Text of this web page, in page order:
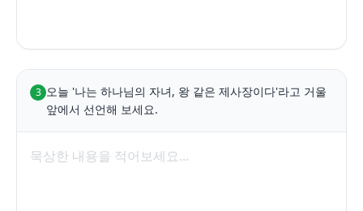
3 오늘 '나는 하나님의 자녀, 왕 같은 제사장이다'라고 거울
앞에서 선언해 보세요.